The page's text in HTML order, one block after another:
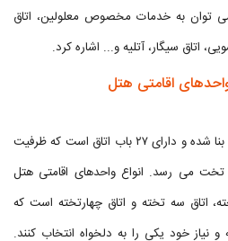
توان به خدمات مخصوص معلولین، اتاق
اتاق سیگار، آتلیه و... اشاره کرد.
اقامتی هتل
هتل شهر آفتاب گرمسار در ۷ طبقه بنا شده و دارای ۲۷ باب اتاق است که ظرفیت
های آن در مجموع به ۹۶ تخت می رسد. انواع واحدهای اقامتی هتل
اتاق سه تخته و اتاق چهارتخته است که
نیاز خود یکی را به دلخواه انتخاب کنند.